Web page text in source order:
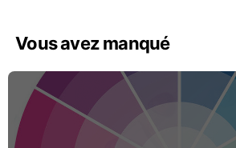
Vous avez manqué